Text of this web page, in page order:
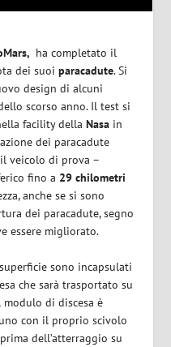
ha completato il
dei suoiparacadute. Si
design di alcuni
scorso anno. Il test si
facility dellaNasa in
dei paracadute
veicolo di prova –
fino a 29 chilometri
anche se si sono
dei paracadute, segno
essere migliorato.
sono incapsulati
che sarà trasportato su
di discesa è
con il proprio scivolo
prima dell’atterraggio su